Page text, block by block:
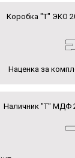
Коробка "Т" ЭКО
Наценка за
Наличник "Т" МДФ